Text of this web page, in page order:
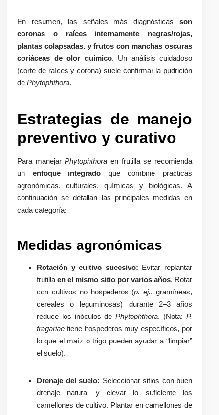
En resumen, las señales más diagnósticas son
coronas o raíces internamente negras/rojas,
plantas colapsadas, y frutos con manchas oscuras
coriáceas de olor químico. Un análisis cuidadoso
(corte de raíces y corona) suele confirmar la pudrición
de Phytophthora.
Estrategias de manejo
preventivo y curativo
Para manejarPhytophthora en frutilla se recomienda
un enfoque integrado que combine prácticas
agronómicas, culturales, químicas y biológicas. A
continuación se detallan las principales medidas en
cada categoría:
Medidas agronómicas
Rotación y cultivo sucesivo: Evitar replantar
frutillaen el mismo sitio por varios años. Rotar
con cultivos no hospederos (p. ej., gramíneas,
cereales o leguminosas) durante 2–3 años
reduce los inóculos dePhytophthora. (Nota:P.
fragariae tiene hospederos muy específicos, por
lo que el maíz o trigo pueden ayudar a “limpiar”
el suelo).
Drenaje del suelo: Seleccionar sitios con buen
drenaje natural y elevar lo suficiente los
camellones de cultivo. Plantar en camellones de